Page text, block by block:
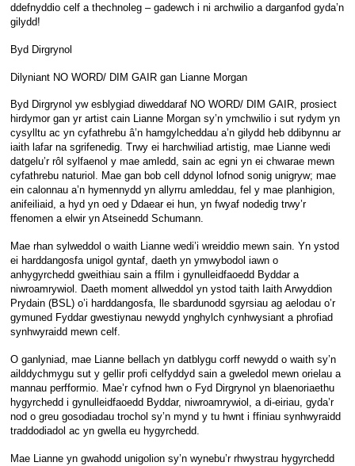
ddefnyddio celf a thechnoleg – gadewch i ni archwilio a darganfod gyda’n
gilydd!
Byd Dirgrynol
Dilyniant NO WORD/ DIM GAIR gan Lianne Morgan
Byd Dirgrynol yw esblygiad diweddaraf NO WORD/ DIM GAIR, prosiect
hirdymor gan yr artist cain Lianne Morgan sy’n ymchwilio i sut rydym yn
cysylltu ac yn cyfathrebu â’n hamgylcheddau a’n gilydd heb ddibynnu ar
iaith lafar na sgrifenedig. Trwy ei harchwiliad artistig, mae Lianne wedi
datgelu’r rôl sylfaenol y mae amledd, sain ac egni yn ei chwarae mewn
cyfathrebu naturiol. Mae gan bob cell ddynol lofnod sonig unigryw; mae
ein calonnau a’n hymennydd yn allyrru amleddau, fel y mae planhigion,
anifeiliaid, a hyd yn oed y Ddaear ei hun, yn fwyaf nodedig trwy’r
ffenomen a elwir yn Atseinedd Schumann.
Mae rhan sylweddol o waith Lianne wedi’i wreiddio mewn sain. Yn ystod
ei harddangosfa unigol gyntaf, daeth yn ymwybodol iawn o
anhygyrchedd gweithiau sain a ffilm i gynulleidfaoedd Byddar a
niwroamrywiol. Daeth moment allweddol yn ystod taith Iaith Arwyddion
Prydain (BSL) o’i harddangosfa, lle sbardunodd sgyrsiau ag aelodau o’r
gymuned Fyddar gwestiynau newydd ynghylch cynhwysiant a phrofiad
synhwyraidd mewn celf.
O ganlyniad, mae Lianne bellach yn datblygu corff newydd o waith sy’n
ailddychmygu sut y gellir profi celfyddyd sain a gweledol mewn orielau a
mannau perfformio. Mae’r cyfnod hwn o Fyd Dirgrynol yn blaenoriaethu
hygyrchedd i gynulleidfaoedd Byddar, niwroamrywiol, a di-eiriau, gyda’r
nod o greu gosodiadau trochol sy’n mynd y tu hwnt i ffiniau synhwyraidd
traddodiadol ac yn gwella eu hygyrchedd.
Mae Lianne yn gwahodd unigolion sy’n wynebu’r rhwystrau hygyrchedd